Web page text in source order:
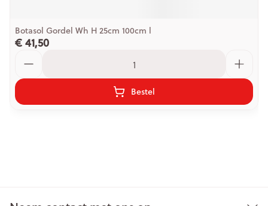
Botasol Gordel Wh H 25cm 100cm l
€ 41,50
Bestel